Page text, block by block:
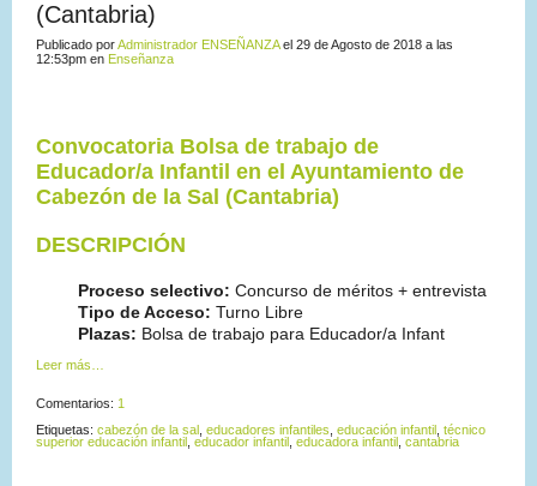
(Cantabria)
Publicado porAdministrador ENSEÑANZAel 29 de Agosto de 2018 a las
12:53pm en Enseñanza
Convocatoria Bolsa de trabajo de
Educador/a Infantil en el Ayuntamiento de
Cabezón de la Sal (Cantabria)
DESCRIPCIÓN
Proceso selectivo: Concurso de méritos + entrevista
Tipo de Acceso: Turno Libre
Plazas: Bolsa de trabajo para Educador/a Infant
Leer más…
Comentarios: 1
Etiquetas: cabezón de la sal educadores infantiles educación infantil técnico
superior educación infantil educador infantil educadora infantil cantabria